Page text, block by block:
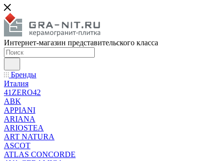
Интернет-магазин представительского класса
Бренды
Италия
41ZERO42
ABK
APPIANI
ARIANA
ARIOSTEA
ART NATURA
ASCOT
ATLAS CONCORDE